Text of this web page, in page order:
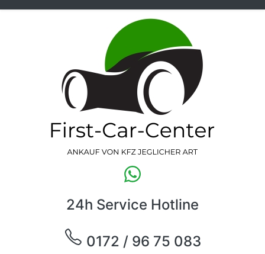
24h Service Hotline
0172 / 96 75 083